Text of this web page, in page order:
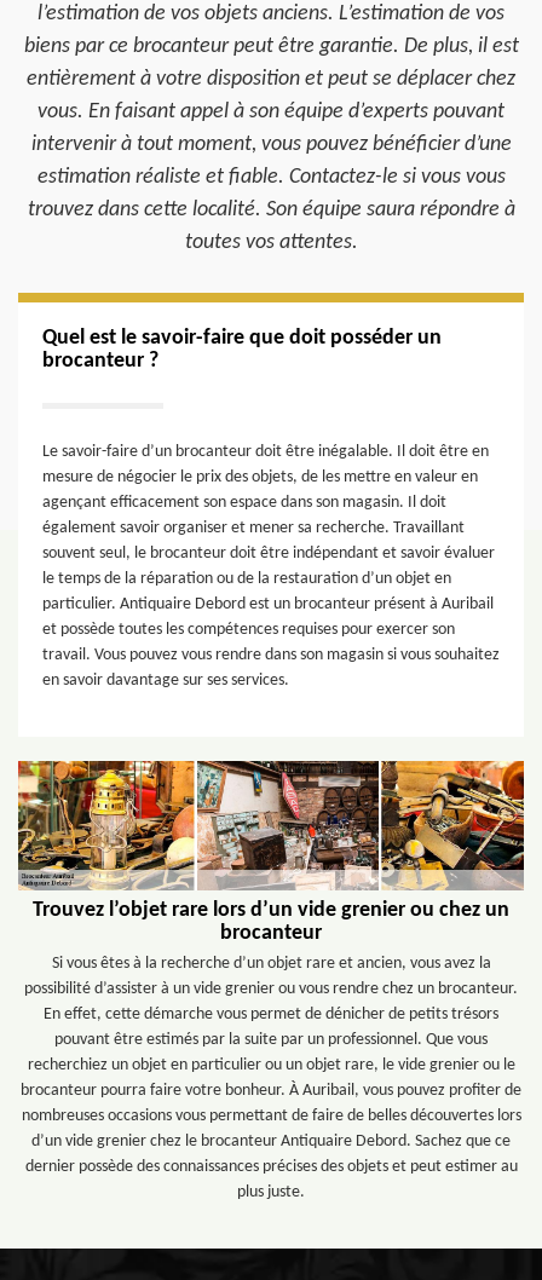
l’estimation de vos objets anciens. L’estimation de vos
biens par ce brocanteur peut être garantie. De plus, il est
entièrement à votre disposition et peut se déplacer chez
vous. En faisant appel à son équipe d’experts pouvant
intervenir à tout moment, vous pouvez bénéficier d’une
estimation réaliste et fiable. Contactez-le si vous vous
trouvez dans cette localité. Son équipe saura répondre à
toutes vos attentes.
Quel est le savoir-faire que doit posséder un
brocanteur ?
Le savoir-faire d’un brocanteur doit être inégalable. Il doit être en
mesure de négocier le prix des objets, de les mettre en valeur en
agençant efficacement son espace dans son magasin. Il doit
également savoir organiser et mener sa recherche. Travaillant
souvent seul, le brocanteur doit être indépendant et savoir évaluer
le temps de la réparation ou de la restauration d’un objet en
particulier. Antiquaire Debord est un brocanteur présent à Auribail
et possède toutes les compétences requises pour exercer son
travail. Vous pouvez vous rendre dans son magasin si vous souhaitez
en savoir davantage sur ses services.
Trouvez l’objet rare lors d’un vide grenier ou chez un
brocanteur
Si vous êtes à la recherche d’un objet rare et ancien, vous avez la
possibilité d’assister à un vide grenier ou vous rendre chez un brocanteur.
En effet, cette démarche vous permet de dénicher de petits trésors
pouvant être estimés par la suite par un professionnel. Que vous
recherchiez un objet en particulier ou un objet rare, le vide grenier ou le
brocanteur pourra faire votre bonheur. À Auribail, vous pouvez profiter de
nombreuses occasions vous permettant de faire de belles découvertes lors
d’un vide grenier chez le brocanteur Antiquaire Debord. Sachez que ce
dernier possède des connaissances précises des objets et peut estimer au
plus juste.